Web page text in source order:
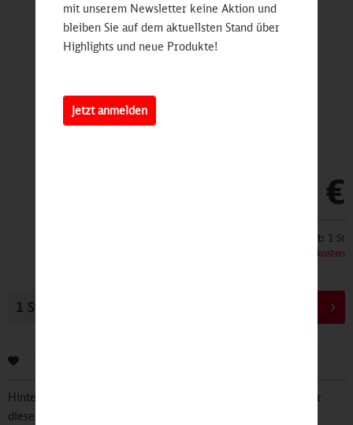
10,00 €
Inhalt: 1 St
zzgl. Versandkosten
Hinterlegen Sie Ihre Email Adresse und bleiben Sie stets über
diesen Artikel informiert.
mit unserem Newsletter keine Aktion und
bleiben Sie auf dem aktuellsten Stand über
Highlights und neue Produkte!
Jetzt anmelden